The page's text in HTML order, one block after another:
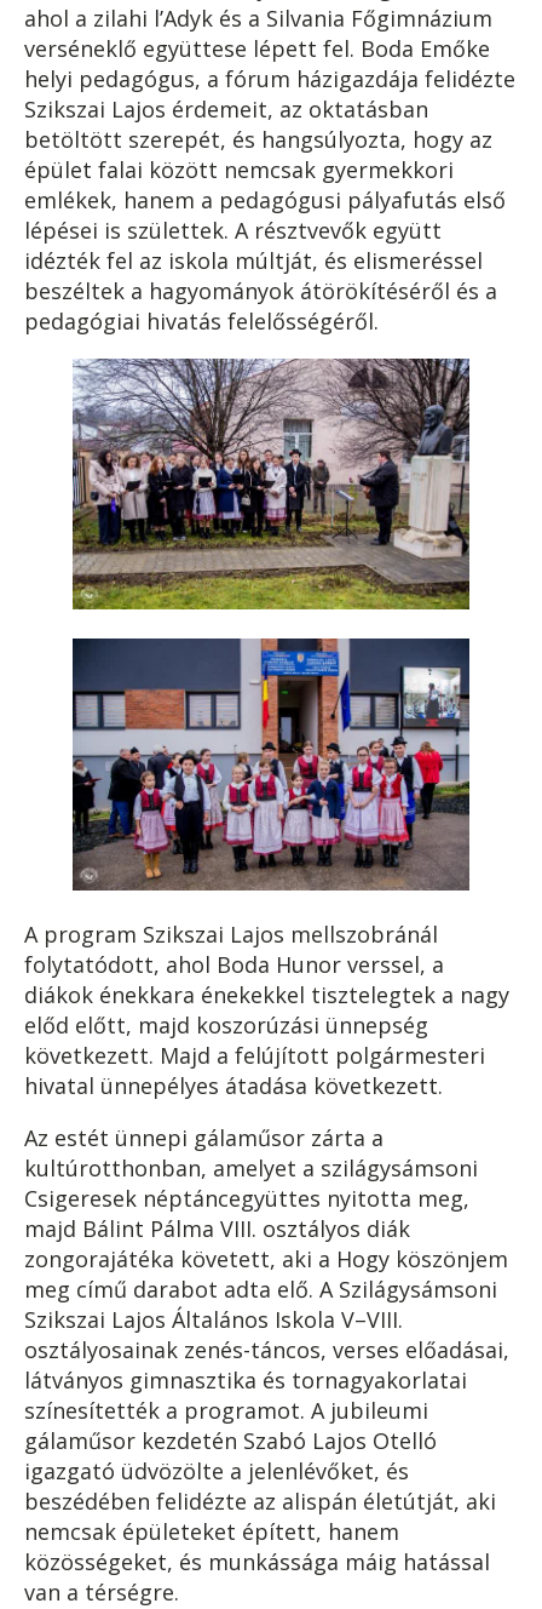
ahol a zilahi l’Adyk és a Silvania Főgimnázium
verséneklő együttese lépett fel. Boda Emőke
helyi pedagógus, a fórum házigazdája felidézte
Szikszai Lajos érdemeit, az oktatásban
betöltött szerepét, és hangsúlyozta, hogy az
épület falai között nemcsak gyermekkori
emlékek, hanem a pedagógusi pályafutás első
lépései is születtek. A résztvevők együtt
idézték fel az iskola múltját, és elismeréssel
beszéltek a hagyományok átörökítéséről és a
pedagógiai hivatás felelősségéről.
A program Szikszai Lajos mellszobránál
folytatódott, ahol Boda Hunor verssel, a
diákok énekkara énekekkel tisztelegtek a nagy
előd előtt, majd koszorúzási ünnepség
következett. Majd a felújított polgármesteri
hivatal ünnepélyes átadása következett.
Az estét ünnepi gálaműsor zárta a
kultúrotthonban, amelyet a szilágysámsoni
Csigeresek néptáncegyüttes nyitotta meg,
majd Bálint Pálma VIII. osztályos diák
zongorajátéka követett, aki a Hogy köszönjem
meg című darabot adta elő. A Szilágysámsoni
Szikszai Lajos Általános Iskola V–VIII.
osztályosainak zenés-táncos, verses előadásai,
látványos gimnasztika és tornagyakorlatai
színesítették a programot. A jubileumi
gálaműsor kezdetén Szabó Lajos Otelló
igazgató üdvözölte a jelenlévőket, és
beszédében felidézte az alispán életútját, aki
nemcsak épületeket épített, hanem
közösségeket, és munkássága máig hatással
van a térségre.